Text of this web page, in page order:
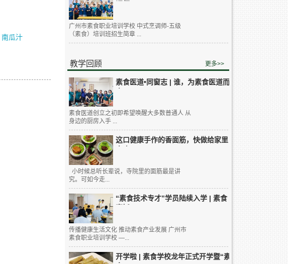
广州市素食职业培训学校 中式烹调师-五级
（素食）培训班招生简章 ...
教学回顾 更多>>
素食医道•同窗志 | 谁，为素食医道而
素食医道创立之初即希望唤醒大多数普通人 从
身边的厨房入手 ...
这口健康手作的香面筋，快做给家里
小时候总听长辈说，寺院里的面筋最是讲
究。可如今走...
“素食技术专才”学员陆续入学 | 素食
传播健康生活文化 推动素食产业发展 广州市
素食职业培训学校 —...
开学啦 | 素食学校龙年正式开学暨“素
南瓜汁